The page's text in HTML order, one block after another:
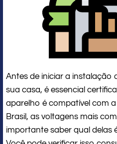
Antes de iniciar a instalação
sua casa, é essencial
aparelho é compatível com
Brasil, as voltagens mais
importante saber qual delas